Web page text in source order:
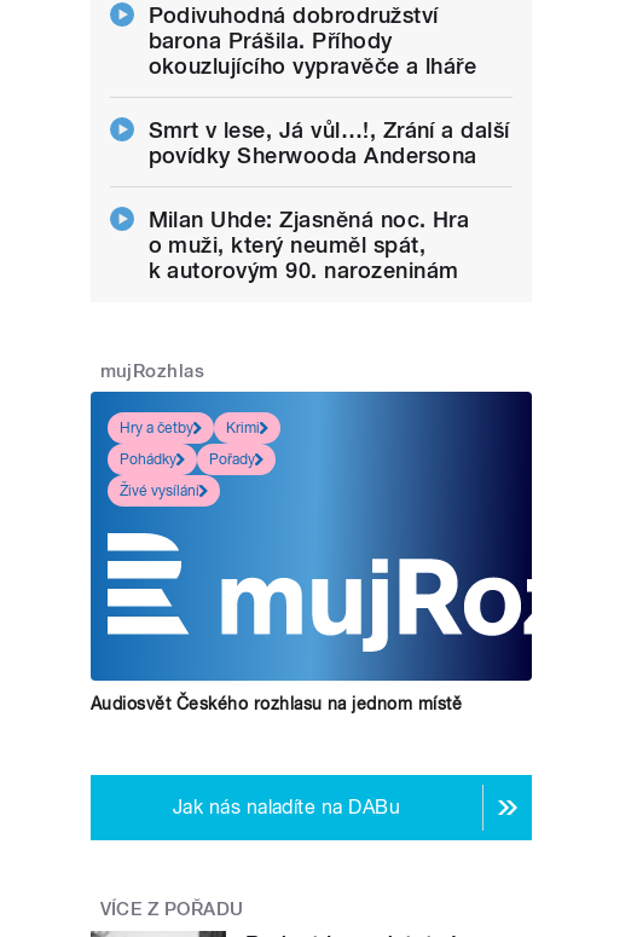
Podivuhodná dobrodružství
barona Prášila. Příhody
okouzlujícího vypravěče a lháře
Smrt v lese, Já vůl…!, Zrání a další
povídky Sherwooda Andersona
Milan Uhde: Zjasněná noc. Hra
o muži, který neuměl spát,
k autorovým 90. narozeninám
mujRozhlas
Hry a četby
Krimi
Pohádky
Pořady
Živé vysílání
Audiosvět Českého rozhlasu na jednom místě
Jak nás naladíte na DABu
VÍCE Z POŘADU